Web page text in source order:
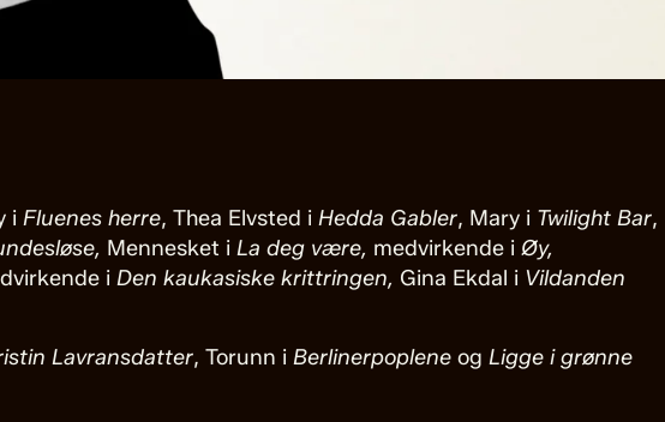
i Fluenes herre, Thea Elvsted i Hedda Gabler, Mary i Twilight Bar,
Mennesket i La deg være, medvirkende i Øy,
i Den kaukasiske krittringen, Gina Ekdal i Vildanden
Lavransdatter, Torunn i Berlinerpoplene og Ligge i grønne